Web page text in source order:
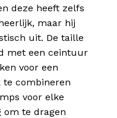
deze heeft zelfs
maar hij
uit. De taille
met een ceintuur
voor een
combineren
voor elke
om te dragen